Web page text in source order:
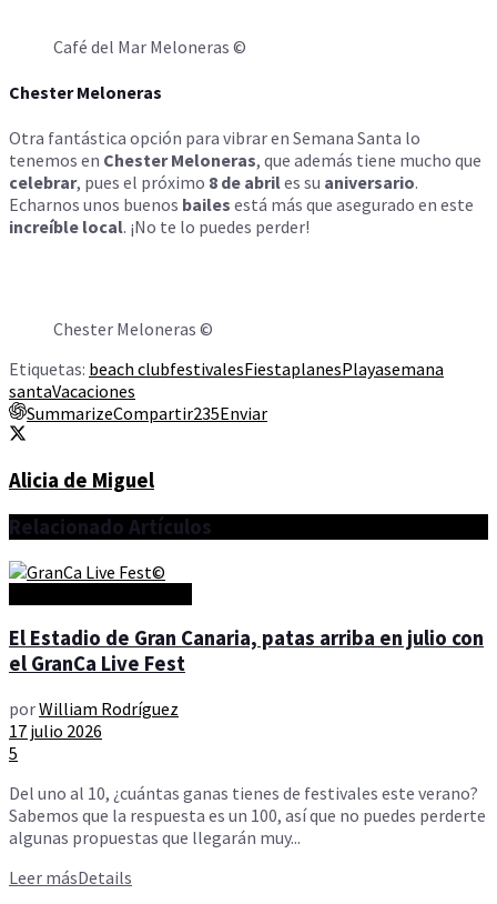
Café del Mar Meloneras ©
Chester Meloneras
Otra fantástica opción para vibrar en Semana Santa lo
tenemos en Chester Meloneras, que además tiene mucho que
celebrar, pues el próximo 8 de abriles su aniversario.
Echarnos unos buenos bailes está más que asegurado en este
increíble local. ¡No te lo puedes perder!
Chester Meloneras ©
Etiquetas: beach clubfestivalesFiestaplanesPlayasemana
santaVacaciones
SummarizeCompartir235Enviar
Alicia de Miguel
Relacionado Artículos
El Estadio de Gran Canaria, patas arriba en julio con
el GranCa Live Fest
porWilliam Rodríguez
17 julio 2026
5
Del uno al 10, ¿cuántas ganas tienes de festivales este verano?
Sabemos que la respuesta es un 100, así que no puedes perderte
algunas propuestas que llegarán muy...
Leer másDetails